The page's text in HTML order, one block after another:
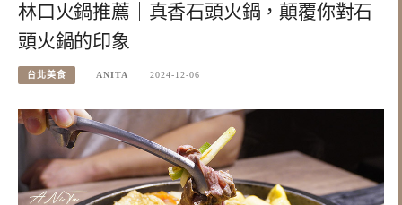
林口火鍋推薦｜真香石頭火鍋，顛覆你對石
頭火鍋的印象
台北美食 ANITA 2024-12-06